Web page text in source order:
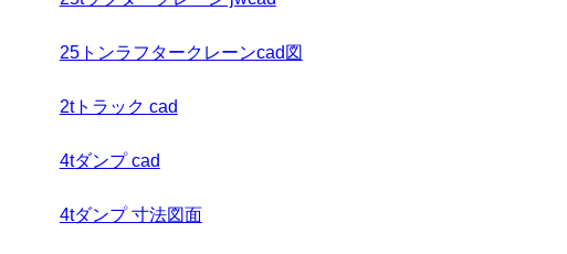
25トンラフタークレーンcad図
2tトラック cad
4tダンプ cad
4tダンプ 寸法図面